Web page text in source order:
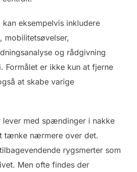
eksempelvis inkludere
og rådgivning
Formålet er ikke kun at fjerne
at skabe varige
lever med spændinger i nakke
tænke nærmere over det.
rygsmerter som
Men ofte findes der